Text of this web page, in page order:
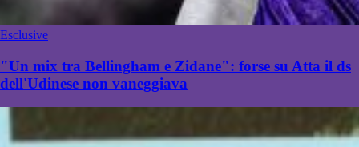
Esclusive
"Un mix tra Bellingham e Zidane": forse su Atta il ds
dell'Udinese non vaneggiava